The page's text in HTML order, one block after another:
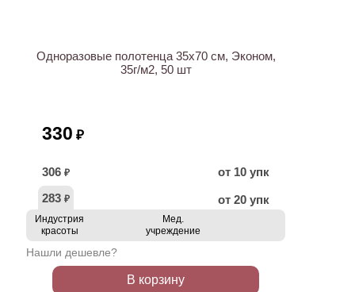
Одноразовые полотенца 35х70 см, Эконом,
35г/м2, 50 шт
330 ₽
306 ₽
от 10 упк
283 ₽ от 20 упк
Индустрия
красоты
Мед.
учреждение
Нашли дешевле?
В корзину